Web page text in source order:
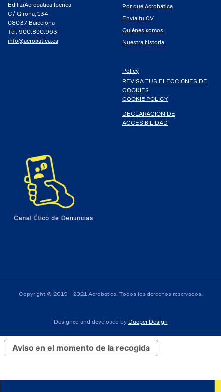
EdiliziAcrobatica Iberica
C/ Girona, 134
08037 Barcelona
Tel. 900.800.963
info@acrobatica.es
Por qué Acrobática
Envía tu CV
Quiénes somos
Nuestra historia
Policy
REVISA TUS ELECCIONES DE
COOKIES
COOKIE POLICY
DECLARACIÓN DE
ACCESIBILIDAD
Copyright © 2019 - 2021 Acrobatica. Todos los derechos reservados.
Designed and developed by Dueper Design
Aviso en el momento de la recogida